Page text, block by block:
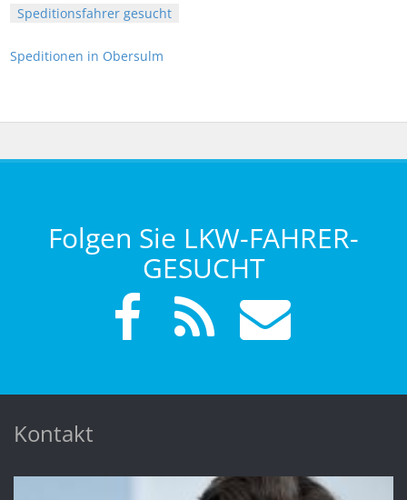
Speditionsfahrer gesucht
Speditionen in Obersulm
Folgen Sie LKW-FAHRER-
GESUCHT
Kontakt